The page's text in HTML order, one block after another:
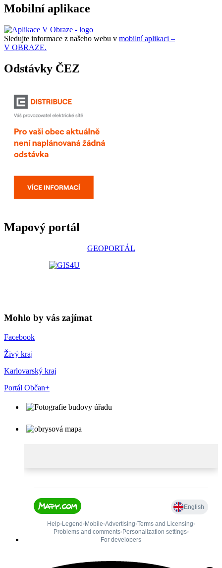
Mobilní aplikace
Sledujte informace z našeho webu v mobilní aplikaci –
V OBRAZE.
Odstávky ČEZ
Mapový portál
GEOPORTÁL
Mohlo by vás zajímat
Facebook
Živý kraj
Karlovarský kraj
Portál Občan+